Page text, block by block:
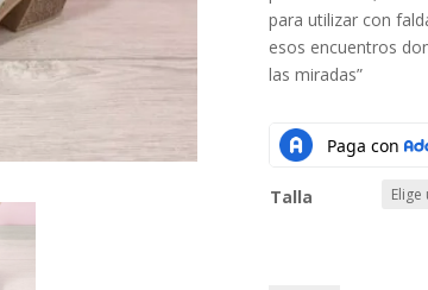
para utilizar con
esos encuentros
las miradas”
Talla